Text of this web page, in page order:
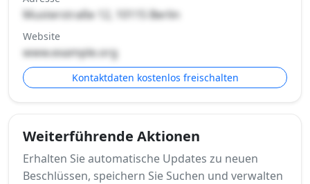
Musterstraße 12, 10115 Berlin
Website
www.example.org
Kontaktdaten kostenlos freischalten
Weiterführende Aktionen
Erhalten Sie automatische Updates zu neuen
Beschlüssen, speichern Sie Suchen und verwalten